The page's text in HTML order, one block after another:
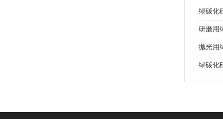
绿碳化
研磨用
抛光用
绿碳化